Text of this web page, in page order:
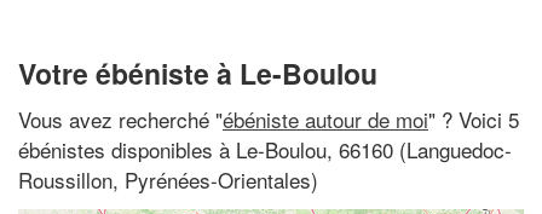
Votre ébéniste à Le-Boulou
Vous avez recherché "ébéniste autour de moi" ? Voici 5
ébénistes disponibles à Le-Boulou, 66160 (Languedoc-
Roussillon, Pyrénées-Orientales)